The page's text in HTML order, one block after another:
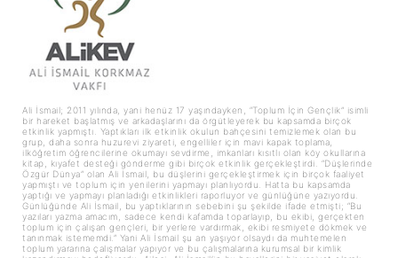
Ali İsmail; 2011 yılında, yani henüz 17 yaşındayken, “Toplum İçin Gençlik” isimli
bir hareket başlatmış ve arkadaşlarını da örgütleyerek bu kapsamda birçok
etkinlik yapmıştı. Yaptıkları ilk etkinlik okulun bahçesini temizlemek olan bu
grup, daha sonra huzurevi ziyareti, engelliler için mavi kapak toplama,
ilköğretim öğrencilerine okumayı sevdirme, imkanları kısıtlı olan köy okullarına
kitap, kıyafet desteği gönderme gibi birçok etkinlik gerçekleştirdi. “Düşlerinde
Özgür Dünya” olan Ali İsmail, bu düşlerini gerçekleştirmek için birçok faaliyet
yapmıştı ve toplum için yenilerini yapmayı planlıyordu. Hatta bu kapsamda
yaptığı ve yapmayı planladığı etkinlikleri raporluyor ve günlüğüne yazıyordu.
Günlüğünde Ali İsmail, bu yaptıklarının sebebini şu şekilde ifade etmişti; “Bu
yazıları yazma amacım, sadece kendi kafamda toparlayıp, bu ekibi, gerçekten
toplum için çalışan gençleri, bir yerlere vardırmak, ekibi resmiyete dökmek ve
tanınmak istememdi.” Yani Ali İsmail şu an yaşıyor olsaydı da muhtemelen
toplum yararına çalışmalar yapıyor ve bu çalışmalarına kurumsal bir kimlik